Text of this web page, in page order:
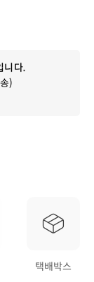
니다.
)
택배박스